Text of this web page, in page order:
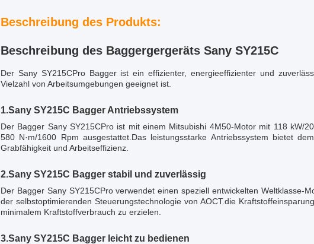
Beschreibung des Produkts:
Beschreibung des Baggergergeräts Sany SY215C
Der Sany SY215CPro Bagger ist ein effizienter, energieeffizienter und
Vielzahl von Arbeitsumgebungen geeignet ist.
1.Sany SY215C Bagger Antriebssystem
Der Bagger Sany SY215CPro ist mit einem Mitsubishi 4M50-Motor mit 118 kW/
580 N·m/1600 Rpm ausgestattet.Das leistungsstarke Antriebssystem bietet
Grabfähigkeit und Arbeitseffizienz.
2.Sany SY215C Bagger stabil und zuverlässig
Der Bagger Sany SY215CPro verwendet einen speziell entwickelten Weltklasse-
der selbstoptimierenden Steuerungstechnologie von AOCT.die
minimalem Kraftstoffverbrauch zu erzielen.
3.Sany SY215C Bagger leicht zu bedienen